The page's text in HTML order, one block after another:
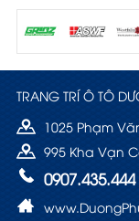
TRANG TRÍ Ô TÔ
1025 Phạm
995 Kha Vạn
0907.435.444